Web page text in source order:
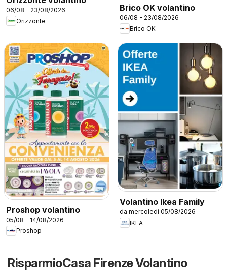
06/08 - 23/08/2026
Orizzonte
Brico OK volantino
06/08 - 23/08/2026
Brico OK
Proshop volantino
05/08 - 14/08/2026
Proshop
Volantino Ikea Family
da mercoledì 05/08/2026
IKEA
RisparmioCasa Firenze Volantino